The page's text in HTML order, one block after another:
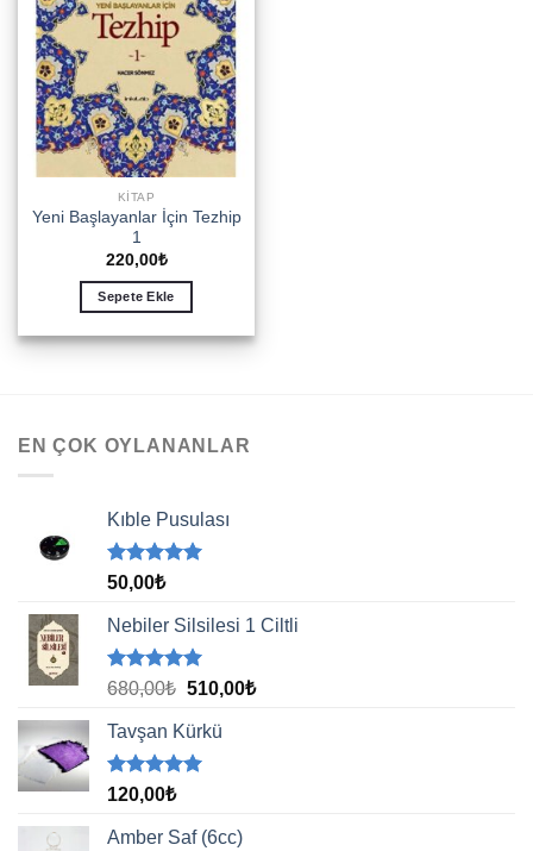
KITAP
Yeni Başlayanlar İçin Tezhip
1
220,00₺
Sepete Ekle
EN ÇOK OYLANANLAR
Kıble Pusulası
5 üzerinden
aldı
50,00₺
Nebiler Silsilesi 1 Ciltli
5 üzerinden
aldı
680,00₺ Orijinal
680,00₺.
510,00₺Şu
Tavşan Kürkü
5 üzerinden
aldı
120,00₺
Amber Saf (6cc)